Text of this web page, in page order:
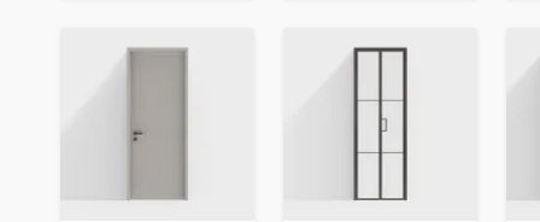
收藏 收藏